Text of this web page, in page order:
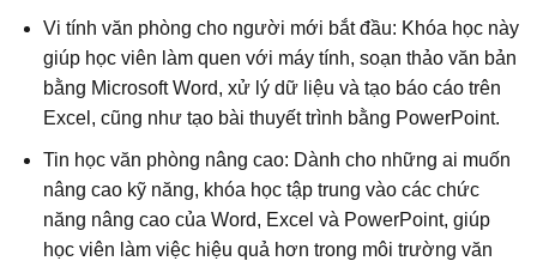
Vi tính văn phòng cho người mới bắt đầu: Khóa học này
giúp học viên làm quen với máy tính, soạn thảo văn bản
bằng Microsoft Word, xử lý dữ liệu và tạo báo cáo trên
Excel, cũng như tạo bài thuyết trình bằng PowerPoint.
Tin học văn phòng nâng cao: Dành cho những ai muốn
nâng cao kỹ năng, khóa học tập trung vào các chức
năng nâng cao của Word, Excel và PowerPoint, giúp
học viên làm việc hiệu quả hơn trong môi trường văn